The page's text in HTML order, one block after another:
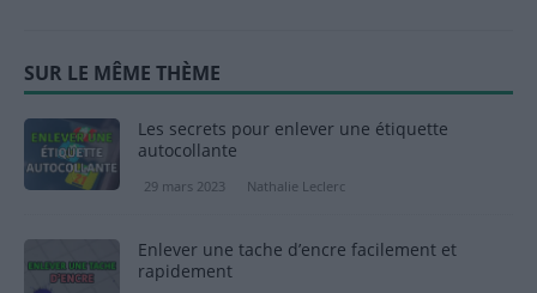
SUR LE MÊME THÈME
Les secrets pour enlever une étiquette
autocollante
29 mars 2023 Nathalie Leclerc
Enlever une tache d’encre facilement et
rapidement